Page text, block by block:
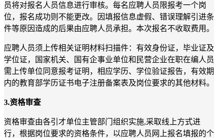
员将对报名人员信息进行审核。每名应聘人员限报考一个岗
位，报名成功则不能更改。因填报信息虚假、错误理解引进条
件等原因造成的后果由应聘人员承担。本次报名不收取费用。
应聘人员须上传相关证明材料扫描件：有效身份证，毕业证及
学位证，国家机关、国有企事业单位和民营企业在职在编人员
需上传单位同意报考证明，相应学历、学位验证报告，有效期
内的教育部学历证书电子注册备案表及岗位要求的其他材料。
3.资格审查
资格审查由各引才单位主管部门组织实施,采取线上方式进
行， 根据岗位要求的资格条件， 以应聘人员网上报名填报的个